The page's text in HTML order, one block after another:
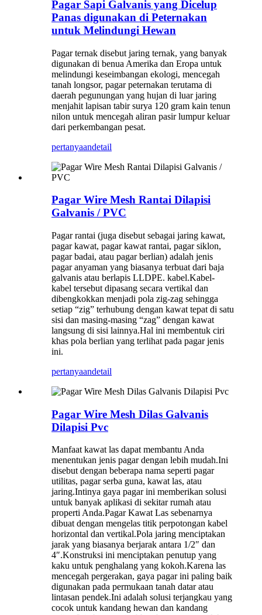
Pagar Sapi Galvanis yang Dicelup
Panas digunakan di Peternakan
untuk Melindungi Hewan
Pagar ternak disebut jaring ternak, yang banyak
digunakan di benua Amerika dan Eropa untuk
melindungi keseimbangan ekologi, mencegah
tanah longsor, pagar peternakan terutama di
daerah pegunungan yang hujan di luar jaring
menjahit lapisan tabir surya 120 gram kain tenun
nilon untuk mencegah aliran pasir lumpur keluar
dari perkembangan pesat.
pertanyaandetail
Pagar Wire Mesh Rantai Dilapisi
Galvanis / PVC
Pagar rantai (juga disebut sebagai jaring kawat,
pagar kawat, pagar kawat rantai, pagar siklon,
pagar badai, atau pagar berlian) adalah jenis
pagar anyaman yang biasanya terbuat dari baja
galvanis atau berlapis LLDPE. kabel.Kabel-
kabel tersebut dipasang secara vertikal dan
dibengkokkan menjadi pola zig-zag sehingga
setiap “zig” terhubung dengan kawat tepat di satu
sisi dan masing-masing “zag” dengan kawat
langsung di sisi lainnya.Hal ini membentuk ciri
khas pola berlian yang terlihat pada pagar jenis
ini.
pertanyaandetail
Pagar Wire Mesh Dilas Galvanis
Dilapisi Pvc
Manfaat kawat las dapat membantu Anda
menentukan jenis pagar dengan lebih mudah.Ini
disebut dengan beberapa nama seperti pagar
utilitas, pagar serba guna, kawat las, atau
jaring.Intinya gaya pagar ini memberikan solusi
untuk banyak aplikasi di sekitar rumah atau
properti Anda.Pagar Kawat Las sebenarnya
dibuat dengan mengelas titik perpotongan kabel
horizontal dan vertikal.Pola jaring menciptakan
jarak yang biasanya berjarak antara 1/2″ dan
4″.Konstruksi ini menciptakan penutup yang
kaku untuk penghalang yang kokoh.Karena las
mencegah pergerakan, gaya pagar ini paling baik
digunakan pada permukaan tanah datar atau
lintasan pendek.Ini adalah solusi terjangkau yang
cocok untuk kandang hewan dan kandang